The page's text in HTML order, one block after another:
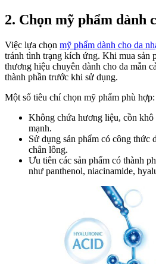
2. Chọn mỹ phẩm dành
Việc lựa chọn mỹ phẩm dành cho da
tránh tình trạng kích ứng. Khi mua sản
thương hiệu chuyên dành cho da mẫn
thành phần trước khi sử dụng.
Một số tiêu chí chọn mỹ phẩm phù hợp:
Không chứa hương liệu, cồn khô
mạnh.
Sử dụng sản phẩm có công thức
chân lông.
Ưu tiên các sản phẩm có thành
như panthenol, niacinamide,